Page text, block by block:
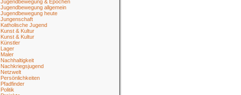
Jugendbewegung & Epochen
Jugendbewegung allgemein
Jugendbewegung heute
Jungenschaft
Katholische Jugend
Kunst & Kultur
Kunst & Kultur
Künstler
Lager
Maler
Nachhaltigkeit
Nachkriegsjugend
Netzwelt
Persönlichkeiten
Pfadfinder
Politik